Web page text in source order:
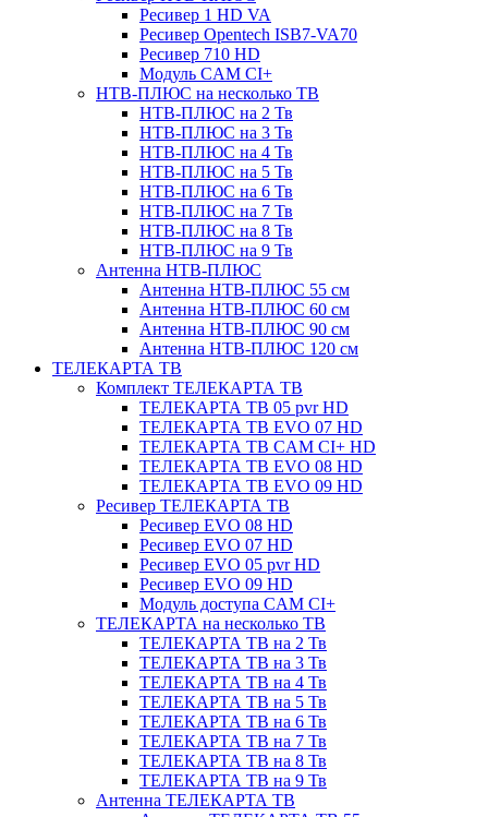
Ресивер 1 HD VA
Ресивер Opentech ISB7-VA70
Ресивер 710 HD
Модуль CAM CI+
НТВ-ПЛЮС на несколько ТВ
НТВ-ПЛЮС на 2 Тв
НТВ-ПЛЮС на 3 Тв
НТВ-ПЛЮС на 4 Тв
НТВ-ПЛЮС на 5 Тв
НТВ-ПЛЮС на 6 Тв
НТВ-ПЛЮС на 7 Тв
НТВ-ПЛЮС на 8 Тв
НТВ-ПЛЮС на 9 Тв
Антенна НТВ-ПЛЮС
Антенна НТВ-ПЛЮС 55 см
Антенна НТВ-ПЛЮС 60 см
Антенна НТВ-ПЛЮС 90 см
Антенна НТВ-ПЛЮС 120 см
ТЕЛЕКАРТА ТВ
Комплект ТЕЛЕКАРТА ТВ
ТЕЛЕКАРТА ТВ 05 pvr HD
ТЕЛЕКАРТА ТВ EVO 07 HD
ТЕЛЕКАРТА ТВ CAM CI+ HD
ТЕЛЕКАРТА ТВ EVO 08 HD
ТЕЛЕКАРТА ТВ EVO 09 HD
Ресивер ТЕЛЕКАРТА ТВ
Ресивер EVO 08 HD
Ресивер EVO 07 HD
Ресивер EVO 05 pvr HD
Ресивер EVO 09 HD
Модуль доступа CAM CI+
ТЕЛЕКАРТА на несколько ТВ
ТЕЛЕКАРТА ТВ на 2 Тв
ТЕЛЕКАРТА ТВ на 3 Тв
ТЕЛЕКАРТА ТВ на 4 Тв
ТЕЛЕКАРТА ТВ на 5 Тв
ТЕЛЕКАРТА ТВ на 6 Тв
ТЕЛЕКАРТА ТВ на 7 Тв
ТЕЛЕКАРТА ТВ на 8 Тв
ТЕЛЕКАРТА ТВ на 9 Тв
Антенна ТЕЛЕКАРТА ТВ